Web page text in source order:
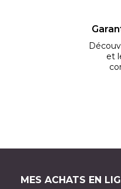
et
MES ACHATS EN